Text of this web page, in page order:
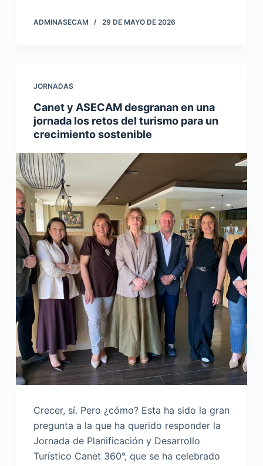
ADMINASECAM 29 DE MAYO DE 2026
JORNADAS
Canet y ASECAM desgranan en una
jornada los retos del turismo para un
crecimiento sostenible
Crecer, sí. Pero ¿cómo? Esta ha sido la gran
pregunta a la que ha querido responder la
Jornada de Planificación y Desarrollo
Turístico Canet 360°, que se ha celebrado